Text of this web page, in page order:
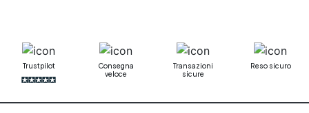
Trustpilot
Consegna
veloce
Transazioni
sicure
Reso sicuro